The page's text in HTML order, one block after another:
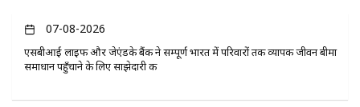
07-08-2026
एसबीआई लाइफ और जेएंडके बैंक ने सम्पूर्ण भारत में परिवारों तक व्यापक जीवन बीमा
समाधान पहुँचाने के लिए साझेदारी की